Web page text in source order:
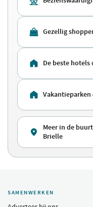
Gezellig
De beste
Meer in de
Brielle
SAMENWERKEN